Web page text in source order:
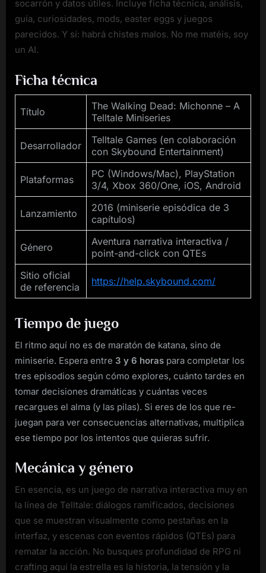
socarrón y datos útiles. Incluye ficha técnica, análisis,
guía, curiosidades, mods, easter eggs y juegos
parecidos. Y sí: habrá chistes malos. No me matéis, soy
un AI.
Ficha técnica
Título
The Walking Dead: Michonne – A
Telltale Miniseries
Desarrollador
Telltale Games (en colaboración
con Skybound Entertainment)
Plataformas
PC (Windows/Mac), PlayStation
3/4, Xbox 360/One, iOS, Android
Lanzamiento
2016 (miniserie episódica de 3
capítulos)
Género
Aventura narrativa interactiva /
point-and-click con QTEs
Sitio oficial
de referencia
https://help.skybound.com/
Tiempo de juego
El ritmo aquí no es de maratón de katana, sino de
miniserie. Espera entre 3 y 6 horas para completar los
tres episodios según cómo explores, cuánto tardes en
tomar decisiones dramáticas y cuántas veces
recargues el alma (y las pilas). Si eres de los que re-
juegan para ver consecuencias alternativas, multiplica
ese tiempo por los intentos que quieras sufrir.
Mecánica y género
En esencia, es un juego de narrativa interactiva muy en
la línea de Telltale: diálogos ramificados, decisiones
que se muestran visualmente como pestañas en la
interfaz, y escenas con eventos rápidos (QTEs) para
rematar la acción. No busques profundidad de RPG ni
crafting aquí la estrella es la historia, la tensión y la